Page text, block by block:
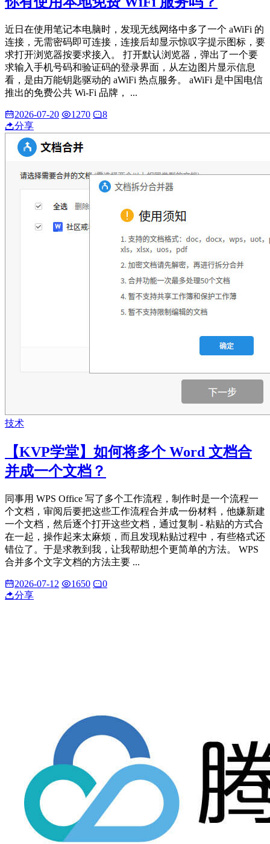
近日在使用笔记本电脑时，发现无线网络中多了一个 aWiFi 的
连接，无需密码即可连接，连接后却显示惊叹字提示图标，要
求打开浏览器按要求接入。 打开默认浏览器，弹出了一个要
求输入手机号码和验证码的登录界面，从左边图片显示信息
看，是由万能钥匙驱动的 aWiFi 热点服务。 aWiFi 是中国电信
推出的免费公共 Wi-Fi 品牌， ...
2026-07-20 1270
8
分享
技术
【KVP学堂】如何将多个 Word 文档合
并成一个文档？
同事用 WPS Office 写了多个工作流程，制作时是一个流程一
个文档，审阅后要把这些工作流程合并成一份材料，他嫌新建
一个文档，然后逐个打开这些文档，通过复制 - 粘贴的方式合
在一起，操作起来太麻烦，而且发现粘贴过程中，有些格式还
错位了。于是求教到我，让我帮助想个更简单的方法。 WPS
合并多个文字文档的方法主要 ...
2026-07-12 1650
0
分享